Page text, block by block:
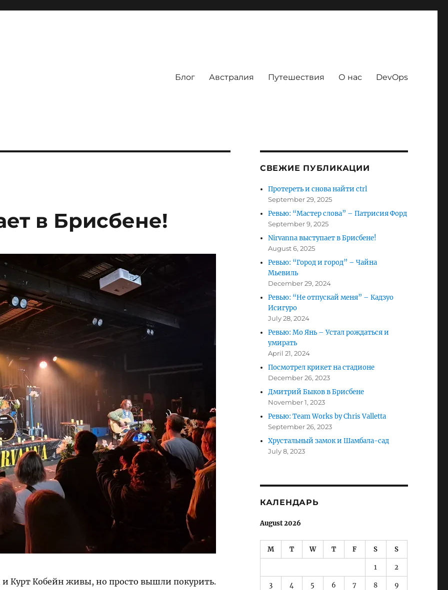
Блог Австралия Путешествия О нас DevOps
в Брисбене!
Курт Кобейн живы, но просто вышли покурить.
СВЕЖИЕ ПУБЛИКАЦИИ
Протереть и снова найти ctrl
September 29, 2025
Ревью: “Мастер слова” – Патрисия Форд
September 9, 2025
Nirvanna выступает в Брисбене!
August 6, 2025
Ревью: “Город и город” – Чайна
Мьевиль
December 29, 2024
Ревью: “Не отпускай меня” – Кадзуо
Исигуро
July 28, 2024
Ревью: Мо Янь – Устал рождаться и
умирать
April 21, 2024
Посмотрел крикет на стадионе
December 26, 2023
Дмитрий Быков в Брисбене
November 1, 2023
Ревью: Team Works by Chris Valletta
September 26, 2023
Хрустальный замок и Шамбала-сад
July 8, 2023
КАЛЕНДАРЬ
August 2026
M T W T F S S
1 2
3 4 5 6 7 8 9